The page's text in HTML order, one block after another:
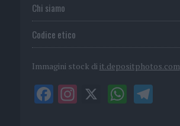
Chi siamo
Codice etico
Immagini stock di it.depositphotos.com